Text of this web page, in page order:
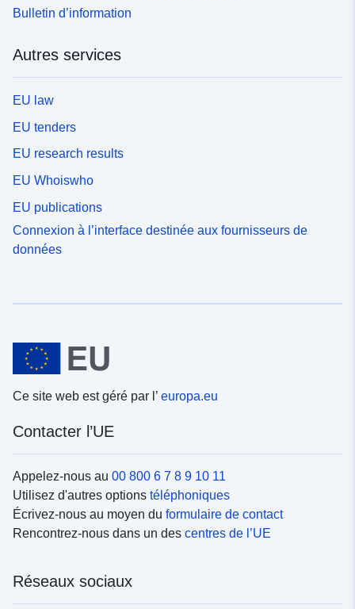
Bulletin d’information
Autres services
EU law
EU tenders
EU research results
EU Whoiswho
EU publications
Connexion à l’interface destinée aux fournisseurs de
données
Ce site web est géré par l’ europa.eu
Contacter l’UE
Appelez-nous au 00 800 6 7 8 9 10 11
Utilisez d'autres options téléphoniques
Écrivez-nous au moyen du formulaire de contact
Rencontrez-nous dans un des centres de l’UE
Réseaux sociaux